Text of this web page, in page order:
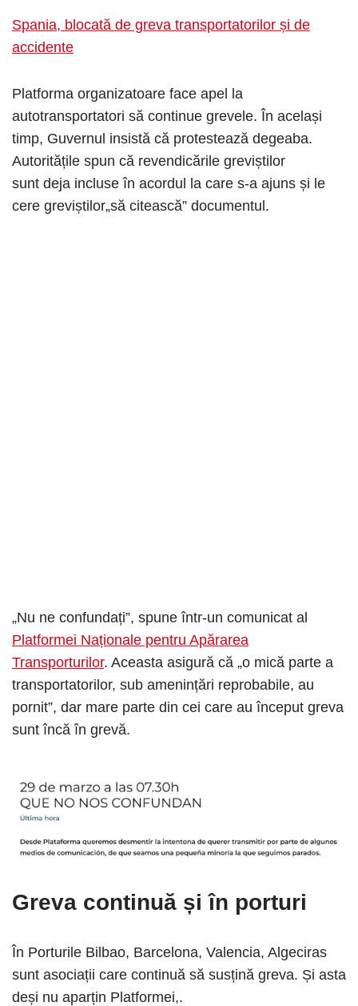
Spania, blocată de greva transportatorilor și de
accidente
Platforma organizatoare face apel la
autotransportatori să continue grevele. În același
timp, Guvernul insistă că protestează degeaba.
Autoritățile spun că revendicările greviștilor
sunt deja incluse în acordul la care s-a ajuns și le
cere greviștilor„să citească” documentul.
„Nu ne confundați”, spune într-un comunicat al
Platformei Naționale pentru Apărarea
Transporturilor. Aceasta asigură că „o mică parte a
transportatorilor, sub amenințări reprobabile, au
pornit”, dar mare parte din cei care au început greva
sunt încă în grevă.
Greva continuă și în porturi
În Porturile Bilbao, Barcelona, ​​Valencia, Algeciras
sunt asociații care continuă să susțină greva. Și asta
deși nu aparțin Platformei,.